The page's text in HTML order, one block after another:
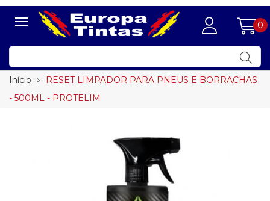
0
Início
RESET LIMPADOR PARA PNEUS E BORRACHAS
- 500ML - PROTELIM